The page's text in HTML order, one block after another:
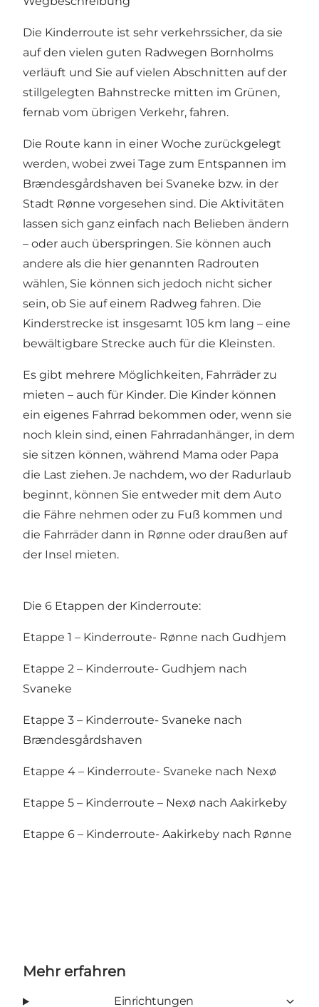
Die Kinderroute ist sehr verkehrssicher, da sie
auf den vielen guten Radwegen Bornholms
verläuft und Sie auf vielen Abschnitten auf der
stillgelegten Bahnstrecke mitten im Grünen,
fernab vom übrigen Verkehr, fahren.
Die Route kann in einer Woche zurückgelegt
werden, wobei zwei Tage zum Entspannen im
Brændesgårdshaven bei Svaneke bzw. in der
Stadt Rønne vorgesehen sind. Die Aktivitäten
lassen sich ganz einfach nach Belieben ändern
– oder auch überspringen. Sie können auch
andere als die hier genannten Radrouten
wählen, Sie können sich jedoch nicht sicher
sein, ob Sie auf einem Radweg fahren. Die
Kinderstrecke ist insgesamt 105 km lang – eine
bewältigbare Strecke auch für die Kleinsten.
Es gibt mehrere Möglichkeiten, Fahrräder zu
mieten – auch für Kinder. Die Kinder können
ein eigenes Fahrrad bekommen oder, wenn sie
noch klein sind, einen Fahrradanhänger, in dem
sie sitzen können, während Mama oder Papa
die Last ziehen. Je nachdem, wo der Radurlaub
beginnt, können Sie entweder mit dem Auto
die Fähre nehmen oder zu Fuß kommen und
die Fahrräder dann in Rønne oder draußen auf
der Insel mieten.
Die 6 Etappen der Kinderroute:
Etappe 1 – Kinderroute- Rønne nach Gudhjem
Etappe 2 – Kinderroute- Gudhjem nach
Svaneke
Etappe 3 – Kinderroute- Svaneke nach
Brændesgårdshaven
Etappe 4 – Kinderroute- Svaneke nach Nexø
Etappe 5 – Kinderroute – Nexø nach Aakirkeby
Etappe 6 – Kinderroute- Aakirkeby nach Rønne
Mehr erfahren
Einrichtungen